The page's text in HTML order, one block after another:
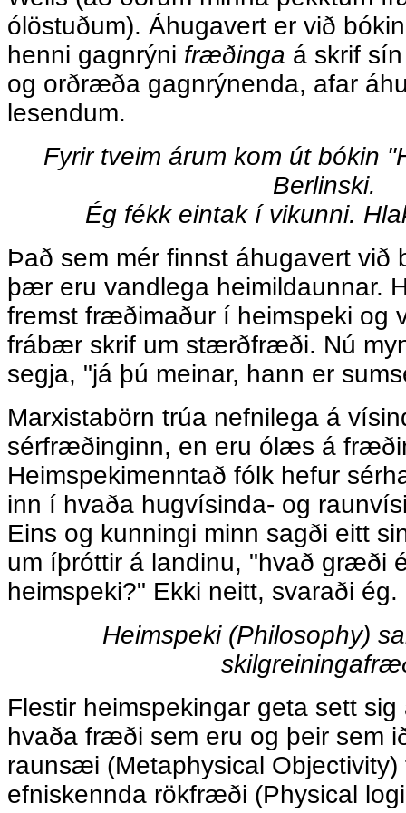
ólöstuðum). Áhugavert er við
henni gagnrýni fræðinga á skrif
og orðræða gagnrýnenda, afar
lesendum.
Fyrir tveim árum kom út bókin
Berlinski.
Ég fékk eintak í vikunni.
Það sem mér finnst áhugavert við
þær eru vandlega heimildaunnar.
fremst fræðimaður í heimspeki og
frábær skrif um stærðfræði. Nú
segja, "já þú meinar, hann er
Marxistabörn trúa nefnilega á
sérfræðinginn, en eru ólæs á
Heimspekimenntað fólk hefur
inn í hvaða hugvísinda- og
Eins og kunningi minn sagði eitt
um íþróttir á landinu, "hvað græði
heimspeki?" Ekki neitt, svaraði ég.
Heimspeki (Philosophy)
Flestir heimspekingar geta sett
hvaða fræði sem eru og þeir sem
raunsæi (Metaphysical Objectivity)
efniskennda rökfræði (Physical